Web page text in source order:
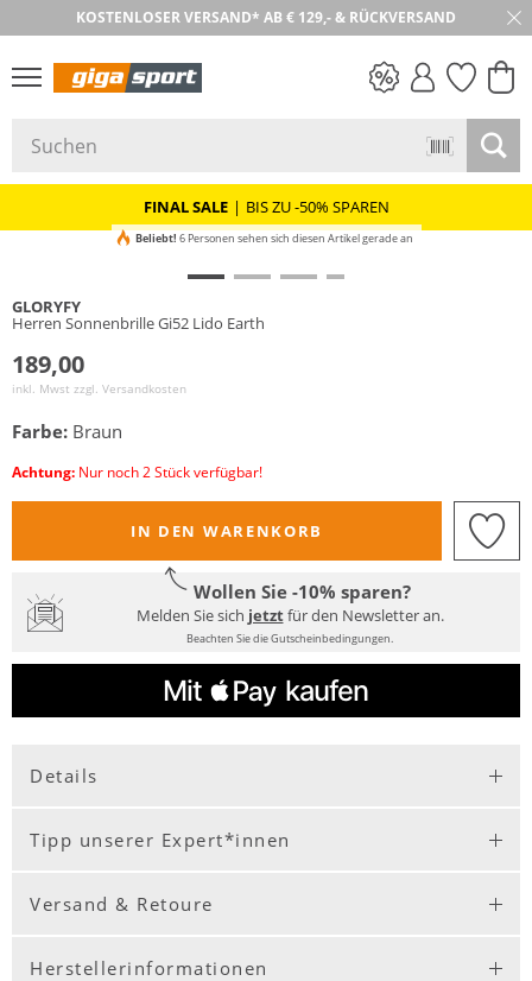
KOSTENLOSER VERSAND* AB € 129,- & RÜCKVERSAND
30 TAGE RÜCKGABE
FINAL SALE | BIS ZU -50% SPAREN
Beliebt! 6 Personen sehen sich diesen Artikel gerade an
GLORYFY
Herren Sonnenbrille Gi52 Lido Earth
189,00
inkl. Mwst zzgl. Versandkosten
Farbe: Braun
Achtung: Nur noch 2 Stück verfügbar!
IN DEN WARENKORB
Wollen Sie -10% sparen?
Melden Sie sich jetztfür den Newsletter an.
Beachten Sie die Gutscheinbedingungen.
Details
Tipp unserer Expert*innen
Versand & Retoure
Herstellerinformationen